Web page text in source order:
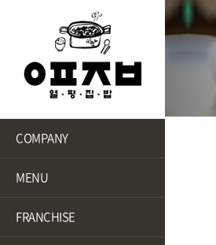
COMPANY
MENU
FRANCHISE